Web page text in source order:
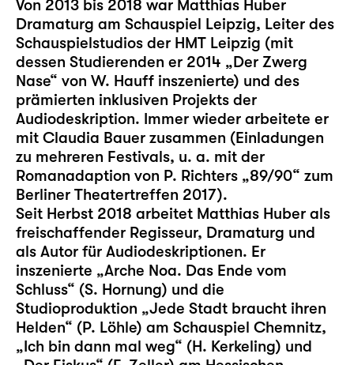
Von 2013 bis 2018 war Matthias Huber
Dramaturg am Schauspiel Leipzig, Leiter des
Schauspielstudios der HMT Leipzig (mit
dessen Studierenden er 2014 „Der Zwerg
Nase“ von W. Hauff inszenierte) und des
prämierten inklusiven Projekts der
Audiodeskription. Immer wieder arbeitete er
mit Claudia Bauer zusammen (Einladungen
zu mehreren Festivals, u. a. mit der
Romanadaption von P. Richters „89/90“ zum
Berliner Theatertreffen 2017).
Seit Herbst 2018 arbeitet Matthias Huber als
freischaffender Regisseur, Dramaturg und
als Autor für Audiodeskriptionen. Er
inszenierte „Arche Noa. Das Ende vom
Schluss“ (S. Hornung) und die
Studioproduktion „Jede Stadt braucht ihren
Helden“ (P. Löhle) am Schauspiel Chemnitz,
„Ich bin dann mal weg“ (H. Kerkeling) und